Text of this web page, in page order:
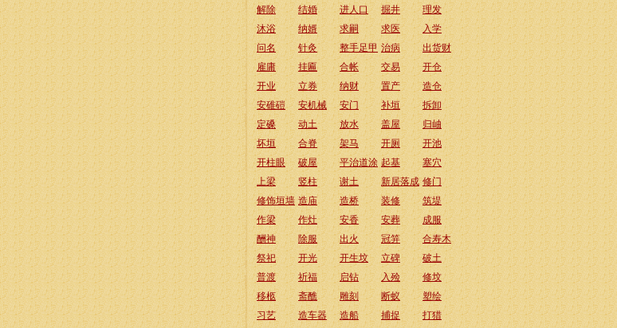
解除
结婚 进人口 掘井
理发
沐浴
纳婿 求嗣 求医
入学
问名
针灸 整手足甲 治病
出货财
雇庸
挂匾 合帐 交易
开仓
开业
立券 纳财 置产
造仓
安碓磑
安机械 安门 补垣
拆卸
定磉
动土 放水 盖屋
归岫
坏垣
合脊 架马 开厕
开池
开柱眼
破屋 平治道涂 起基
塞穴
上梁
竖柱 谢土 新居落成 修门
修饰垣墙 造庙 造桥 装修
筑堤
作梁
作灶 安香 安葬
成服
酬神
除服 出火 冠笄
合寿木
祭祀
开光 开生坟 立碑
破土
普渡
祈福 启钻 入殓
修坟
移柩
斋醮 雕刻 断蚁
塑绘
习艺
造车器 造船 捕捉
打猎